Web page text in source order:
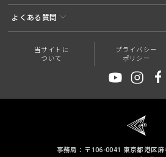
よくある質問
当サイトに
ついて
プライバシー
ポリシー
事務局：〒106-0041 東京都港区